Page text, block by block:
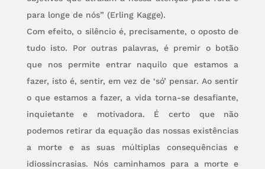
para longe de nós” (Erling Kagge).
Com efeito, o silêncio é, precisamente, o oposto de
tudo isto. Por outras palavras, é premir o botão
que nos permite entrar naquilo que estamos a
fazer, isto é, sentir, em vez de ‘só’ pensar. Ao sentir
o que estamos a fazer, a vida torna-se desafiante,
inquietante e motivadora. É certo que não
podemos retirar da equação das nossas existências
a morte e as suas múltiplas consequências e
idiossincrasias. Nós caminhamos para a morte e